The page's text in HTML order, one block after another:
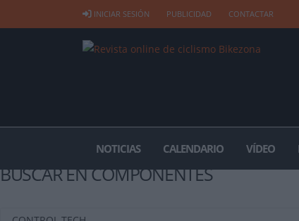
INICIAR SESIÓN PUBLICIDAD CONTACTAR
NOTICIAS CALENDARIO VÍDEO
BUSCAR EN COMPONENTES